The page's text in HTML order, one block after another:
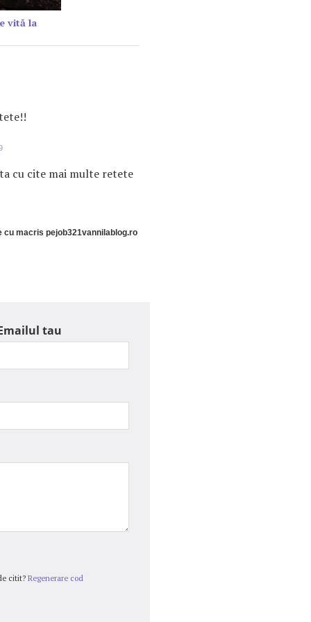
vită la
cu cite mai multe retete
macris pejob321vannilablog.ro
tau
citit? Regenerare cod